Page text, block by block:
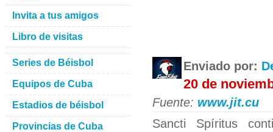
Enviado por:
20 de
Fuente: www.jit.cu
Sancti Spíritus
Invita a tus amigos
Libro de visitas
Series de Béisbol
Equipos de Cuba
Estadios de béisbol
Provincias de Cuba